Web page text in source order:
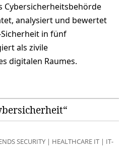
Cybersicherheitsbehörde
analysiert und bewertet
Sicherheit in fünf
als zivile
digitalen Raumes.
SECURITY | HEALTHCARE IT | IT-